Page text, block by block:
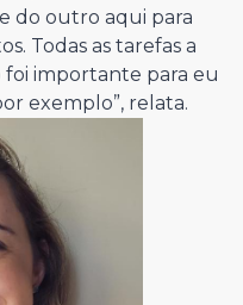
do outro aqui para
Todas as tarefas a
foi importante para eu
exemplo”, relata.